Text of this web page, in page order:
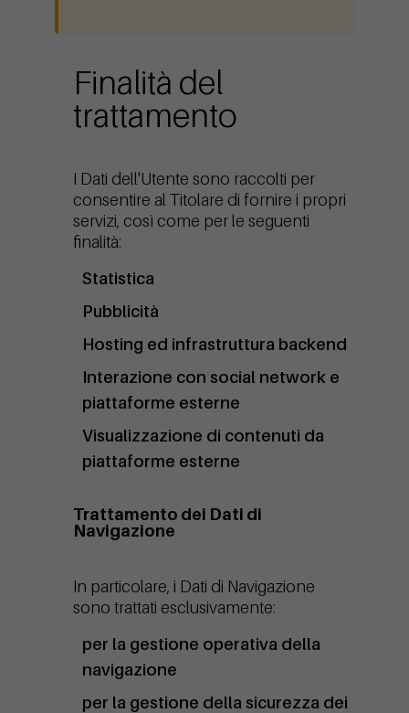
Finalità del
trattamento
I Dati dell'Utente sono raccolti per
consentire al Titolare di fornire i propri
servizi, così come per le seguenti
finalità:
Statistica
Pubblicità
Hosting ed infrastruttura backend
Interazione con social network e
piattaforme esterne
Visualizzazione di contenuti da
piattaforme esterne
Trattamento dei Dati di
Navigazione
In particolare, i Dati di Navigazione
sono trattati esclusivamente:
per la gestione operativa della
navigazione
per la gestione della sicurezza dei